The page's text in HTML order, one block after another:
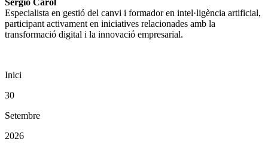
Sergio Carol
Especialista en gestió del canvi i formador en intel·ligència artificial,
participant activament en iniciatives relacionades amb la
transformació digital i la innovació empresarial.
Inici
30
Setembre
2026